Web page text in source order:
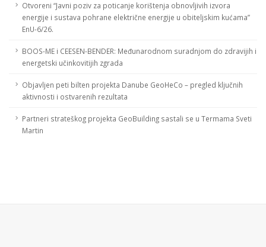
Otvoreni “Javni poziv za poticanje korištenja obnovljivih izvora
energije i sustava pohrane električne energije u obiteljskim kućama”
EnU-6/26.
BOOS-ME i CEESEN-BENDER: Međunarodnom suradnjom do zdravijih i
energetski učinkovitijih zgrada
Objavljen peti bilten projekta Danube GeoHeCo – pregled ključnih
aktivnosti i ostvarenih rezultata
Partneri strateškog projekta GeoBuilding sastali se u Termama Sveti
Martin